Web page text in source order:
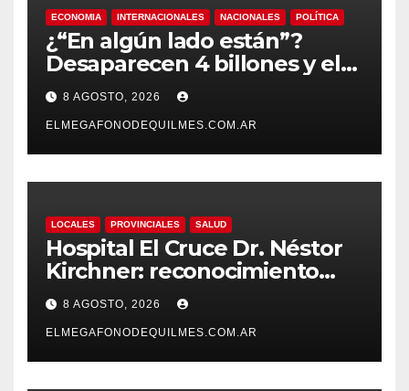
ECONOMIA INTERNACIONALES NACIONALES POLÍTICA
¿“En algún lado están”?
Desaparecen 4 billones y el
presidente del BCRA
responde con una risita
8 AGOSTO, 2026
ELMEGAFONODEQUILMES.COM.AR
LOCALES PROVINCIALES SALUD
Hospital El Cruce Dr. Néstor
Kirchner: reconocimiento
internacional a la calidad de
su atención
8 AGOSTO, 2026
ELMEGAFONODEQUILMES.COM.AR